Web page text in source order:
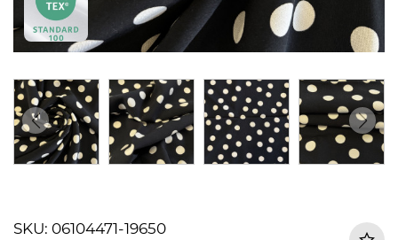
SKU: 06104471-19650